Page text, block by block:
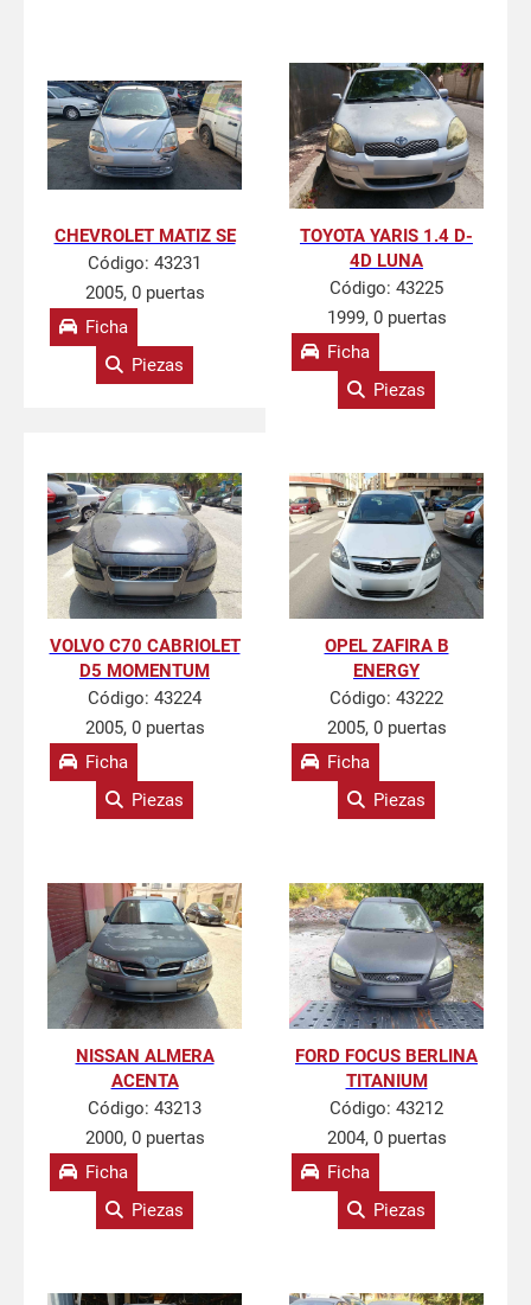
CHEVROLET MATIZ SE
Código: 43231
2005, 0 puertas
Ficha
Piezas
TOYOTA YARIS 1.4 D-
4D LUNA
Código: 43225
1999, 0 puertas
Ficha
Piezas
VOLVO C70 CABRIOLET
D5 MOMENTUM
Código: 43224
2005, 0 puertas
Ficha
Piezas
OPEL ZAFIRA B
ENERGY
Código: 43222
2005, 0 puertas
Ficha
Piezas
NISSAN ALMERA
ACENTA
Código: 43213
2000, 0 puertas
Ficha
Piezas
FORD FOCUS BERLINA
TITANIUM
Código: 43212
2004, 0 puertas
Ficha
Piezas